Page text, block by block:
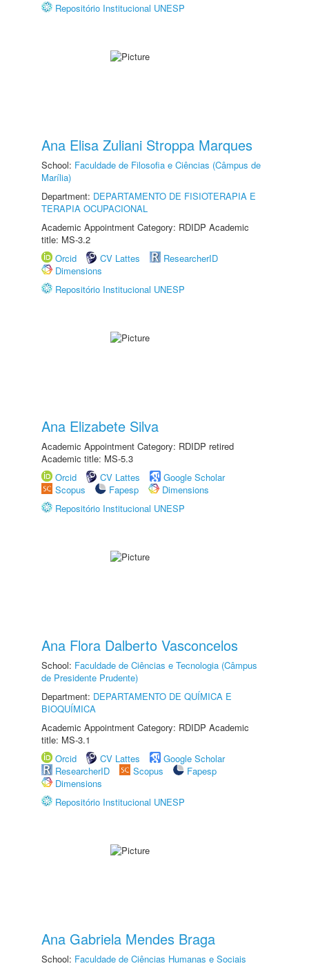
Repositório Institucional UNESP
Ana Elisa Zuliani Stroppa Marques
School: Faculdade de Filosofia e Ciências (Câmpus de
Marília)
Department: DEPARTAMENTO DE FISIOTERAPIA E
TERAPIA OCUPACIONAL
Academic Appointment Category: RDIDP Academic
title: MS-3.2
Orcid
CV Lattes
ResearcherID
Dimensions
Repositório Institucional UNESP
Ana Elizabete Silva
Academic Appointment Category: RDIDP retired
Academic title: MS-5.3
Orcid
CV Lattes
Google Scholar
Scopus
Fapesp
Dimensions
Repositório Institucional UNESP
Ana Flora Dalberto Vasconcelos
School: Faculdade de Ciências e Tecnologia (Câmpus
de Presidente Prudente)
Department: DEPARTAMENTO DE QUÍMICA E
BIOQUÍMICA
Academic Appointment Category: RDIDP Academic
title: MS-3.1
Orcid
CV Lattes
Google Scholar
ResearcherID
Scopus
Fapesp
Dimensions
Repositório Institucional UNESP
Ana Gabriela Mendes Braga
School: Faculdade de Ciências Humanas e Sociais